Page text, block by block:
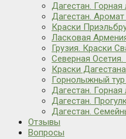
Дагестан.
Дагестан.
Краски
Ласковая
Грузия. Краски
Северная
Краски Дагестана
Горнолыжный
Дагестан.
Дагестан.
Дагестан.
Отзывы
Вопросы